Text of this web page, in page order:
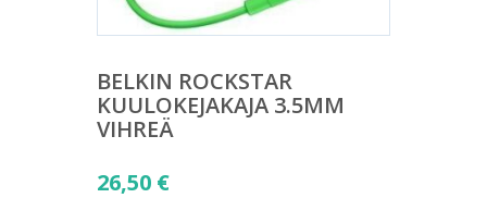
BELKIN ROCKSTAR
KUULOKEJAKAJA 3.5MM
VIHREÄ
26,50 €